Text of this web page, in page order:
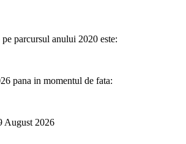
parcursul anului 2020 este:
pana in momentul de fata:
August 2026